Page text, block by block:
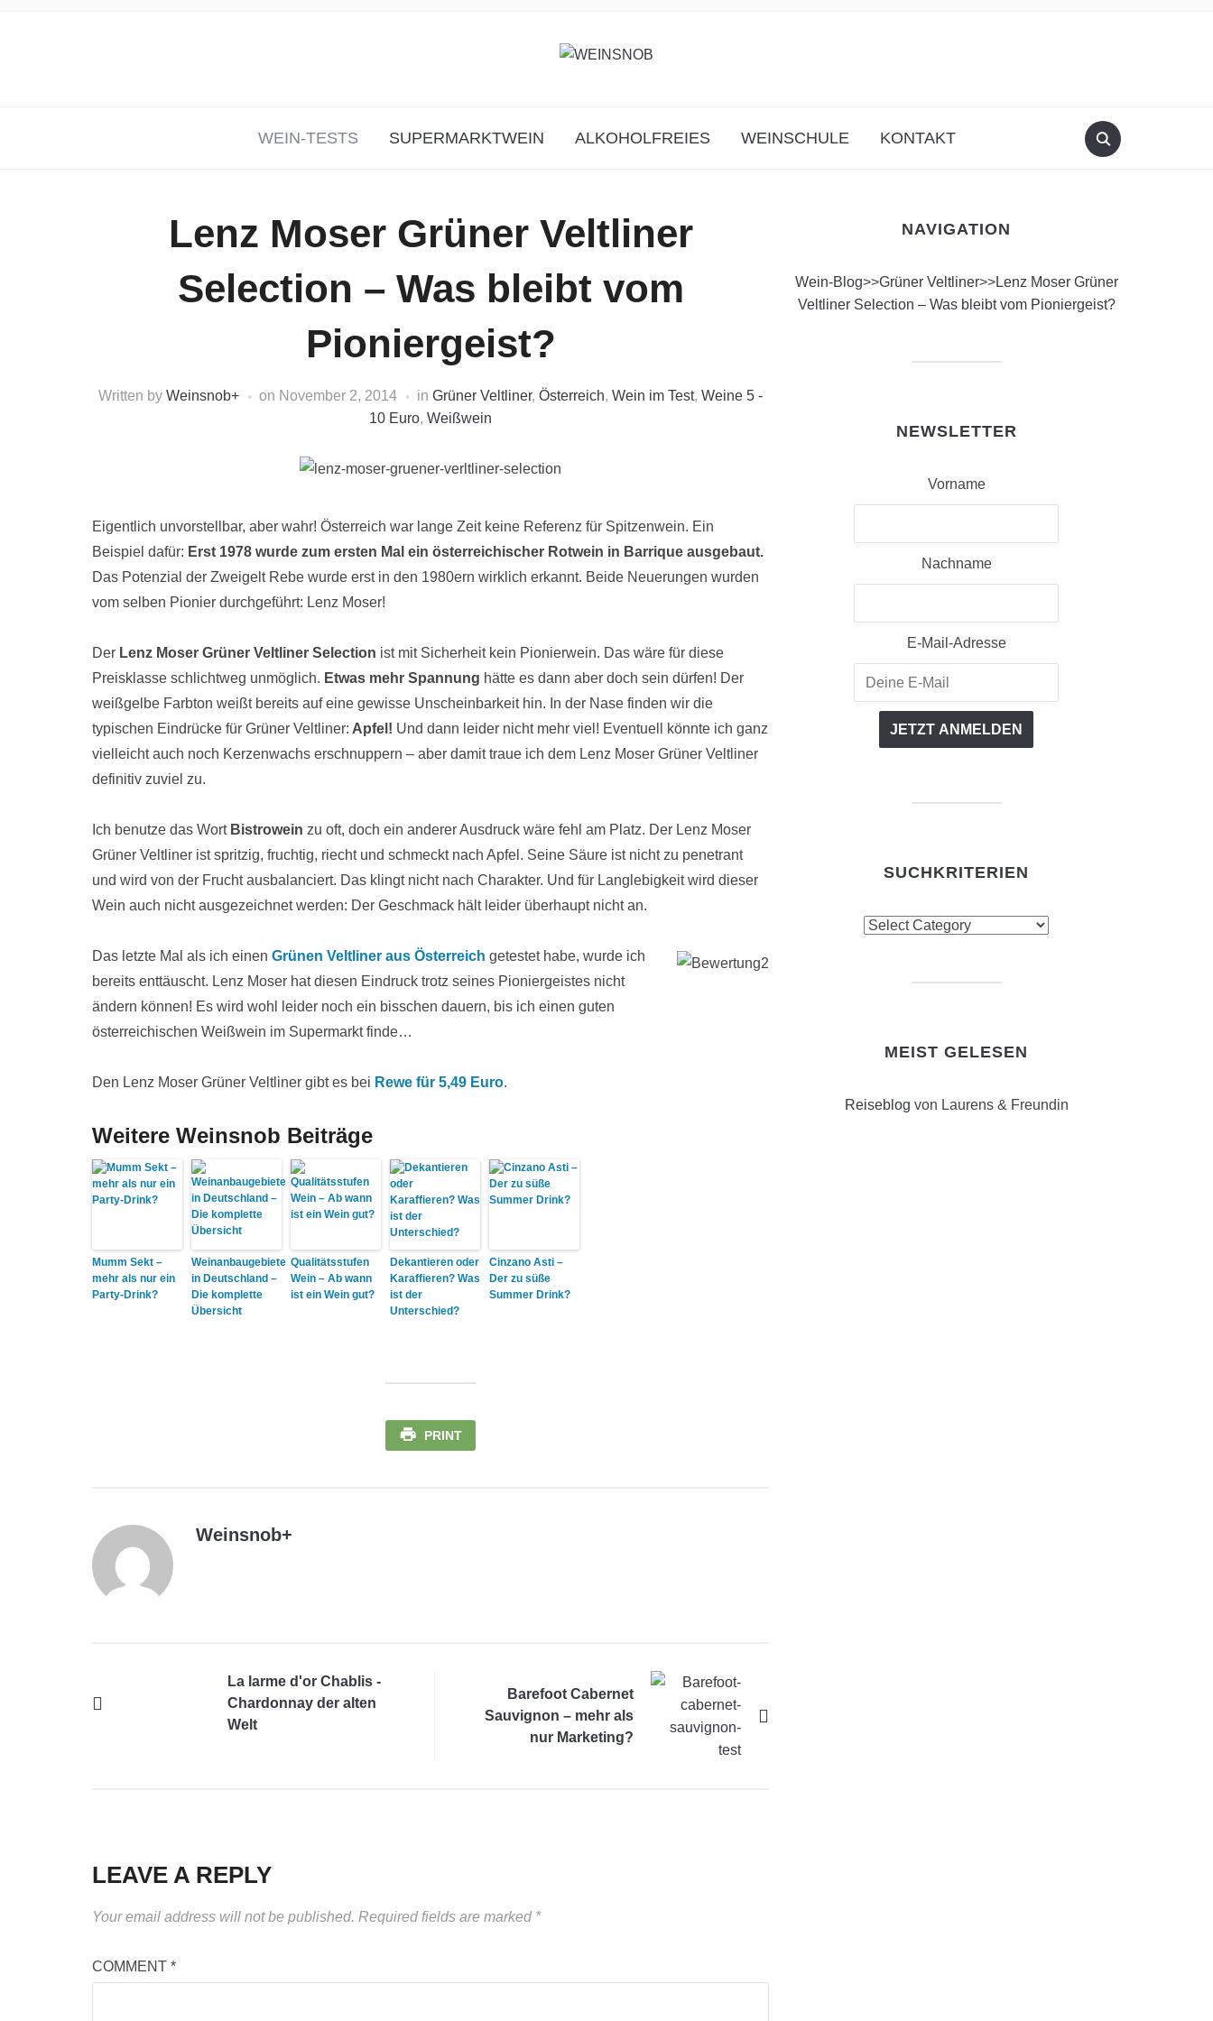
WEIN-TESTS SUPERMARKTWEIN ALKOHOLFREIES WEINSCHULE KONTAKT
Lenz Moser Grüner Veltliner
Selection – Was bleibt vom
Pioniergeist?
Written by Weinsnob+ on November 2, 2014 in Grüner Veltliner, Österreich, Wein im Test, Weine 5 -
10 Euro, Weißwein
Eigentlich unvorstellbar, aber wahr! Österreich war lange Zeit keine Referenz für Spitzenwein. Ein
Beispiel dafür: Erst 1978 wurde zum ersten Mal ein österreichischer Rotwein in Barrique ausgebaut.
Das Potenzial der Zweigelt Rebe wurde erst in den 1980ern wirklich erkannt. Beide Neuerungen wurden
vom selben Pionier durchgeführt: Lenz Moser!
Der Lenz Moser Grüner Veltliner Selection ist mit Sicherheit kein Pionierwein. Das wäre für diese
Preisklasse schlichtweg unmöglich. Etwas mehr Spannung hätte es dann aber doch sein dürfen! Der
weißgelbe Farbton weißt bereits auf eine gewisse Unscheinbarkeit hin. In der Nase finden wir die
typischen Eindrücke für Grüner Veltliner: Apfel! Und dann leider nicht mehr viel! Eventuell könnte ich ganz
vielleicht auch noch Kerzenwachs erschnuppern – aber damit traue ich dem Lenz Moser Grüner Veltliner
definitiv zuviel zu.
Ich benutze das Wort Bistrowein zu oft, doch ein anderer Ausdruck wäre fehl am Platz. Der Lenz Moser
Grüner Veltliner ist spritzig, fruchtig, riecht und schmeckt nach Apfel. Seine Säure ist nicht zu penetrant
und wird von der Frucht ausbalanciert. Das klingt nicht nach Charakter. Und für Langlebigkeit wird dieser
Wein auch nicht ausgezeichnet werden: Der Geschmack hält leider überhaupt nicht an.
Das letzte Mal als ich einen Grünen Veltliner aus Österreich getestet habe, wurde ich
bereits enttäuscht. Lenz Moser hat diesen Eindruck trotz seines Pioniergeistes nicht
ändern können! Es wird wohl leider noch ein bisschen dauern, bis ich einen guten
österreichischen Weißwein im Supermarkt finde…
Den Lenz Moser Grüner Veltliner gibt es bei Rewe für 5,49 Euro.
Weitere Weinsnob Beiträge
Mumm Sekt –
mehr als nur ein
Party-Drink?
Weinanbaugebiete
in Deutschland –
Die komplette
Übersicht
Qualitätsstufen
Wein – Ab wann
ist ein Wein gut?
Dekantieren oder
Karaffieren? Was
ist der
Unterschied?
Cinzano Asti –
Der zu süße
Summer Drink?
PRINT
Weinsnob+
La larme d'or Chablis -
Chardonnay der alten
Welt
Barefoot Cabernet
Sauvignon – mehr als
nur Marketing?
LEAVE A REPLY
Your email address will not be published. Required fields are marked *
COMMENT *
NAVIGATION
Wein-Blog>>Grüner Veltliner>>Lenz Moser Grüner
Veltliner Selection – Was bleibt vom Pioniergeist?
NEWSLETTER
Vorname
Nachname
E-Mail-Adresse
SUCHKRITERIEN
Suchkriterien
MEIST GELESEN
Reiseblog von Laurens & Freundin